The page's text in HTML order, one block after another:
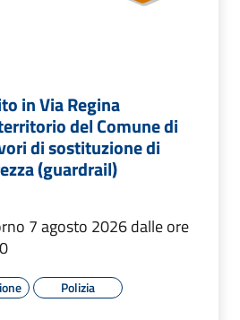
in Via Regina
del Comune di
di sostituzione di
(guardrail)
7 agosto 2026 dalle ore
Polizia